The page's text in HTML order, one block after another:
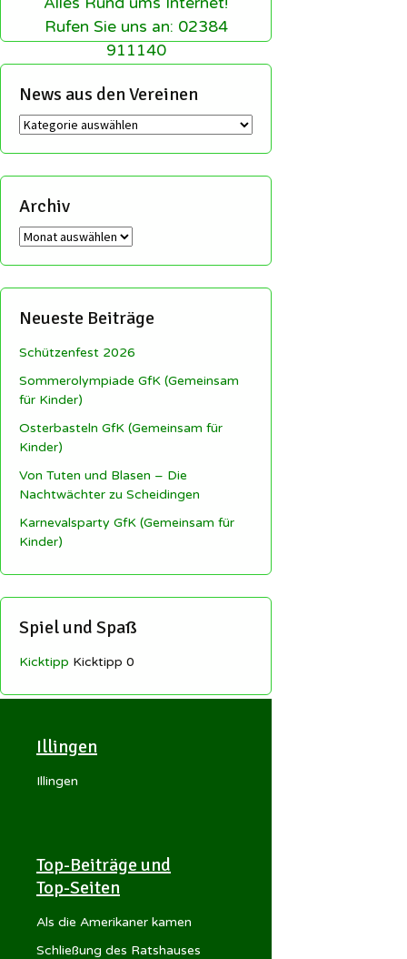
Rufen Sie uns an: 02384
911140
News aus den Vereinen
News
Vereinen
Archiv
Archiv
Neueste Beiträge
Schützenfest 2026
Sommerolympiade GfK (Gemeinsam
für Kinder)
Osterbasteln GfK (Gemeinsam für
Kinder)
Von Tuten und Blasen – Die
Nachtwächter zu Scheidingen
Karnevalsparty GfK (Gemeinsam für
Kinder)
Spiel und Spaß
Kicktipp Kicktipp 0
Illingen
Illingen
Top-Beiträge und
Top-Seiten
Als die Amerikaner kamen
Schließung des Ratshauses